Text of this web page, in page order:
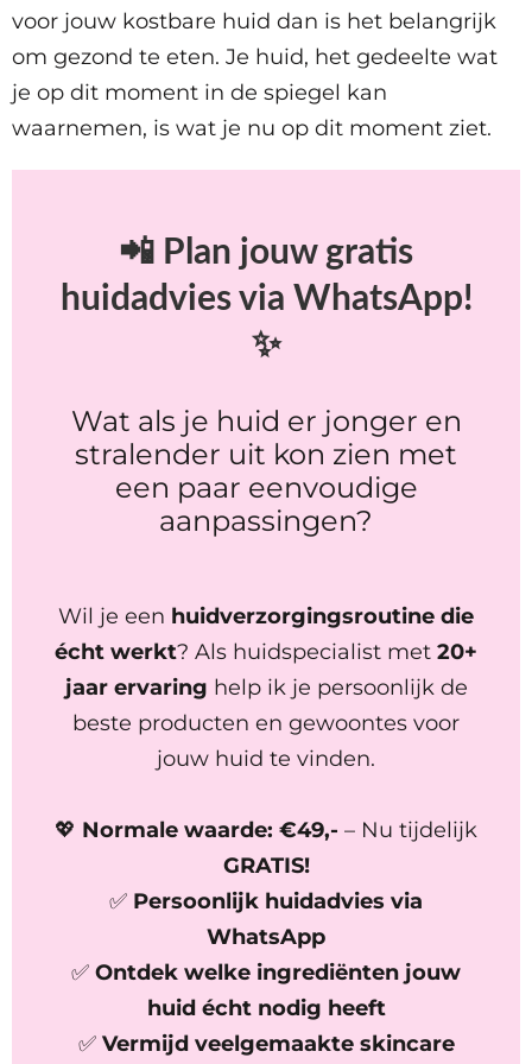
voor jouw kostbare huid dan is het belangrijk
om gezond te eten. Je huid, het gedeelte wat
je op dit moment in de spiegel kan
waarnemen, is wat je nu op dit moment ziet.
📲 Plan jouw gratis
huidadvies via WhatsApp!
✨
Wat als je huid er jonger en
stralender uit kon zien met
een paar eenvoudige
aanpassingen?
Wil je een huidverzorgingsroutine die
écht werkt? Als huidspecialist met 20+
jaar ervaring help ik je persoonlijk de
beste producten en gewoontes voor
jouw huid te vinden.
💖 Normale waarde: €49,- – Nu tijdelijk
GRATIS!
✅ Persoonlijk huidadvies via
WhatsApp
✅ Ontdek welke ingrediënten jouw
huid écht nodig heeft
✅ Vermijd veelgemaakte skincare